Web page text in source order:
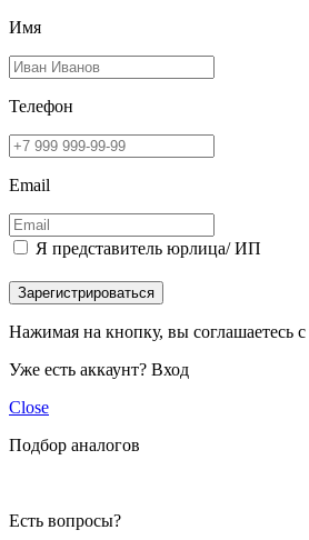
Имя
Телефон
Email
Я представитель юрлица/ ИП
Зарегистрироваться
Нажимая на кнопку, вы соглашаетесь с
Уже есть аккаунт? Вход
Close
Подбор аналогов
Есть вопросы?